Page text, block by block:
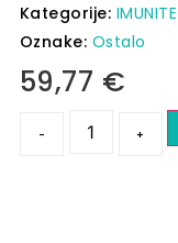
Kategorije:
Oznake: Ostalo
59,77 €
- +